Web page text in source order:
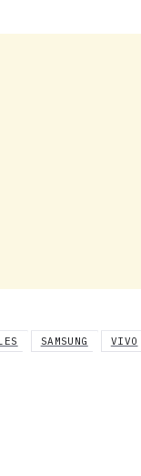
SAMSUNG VIVO